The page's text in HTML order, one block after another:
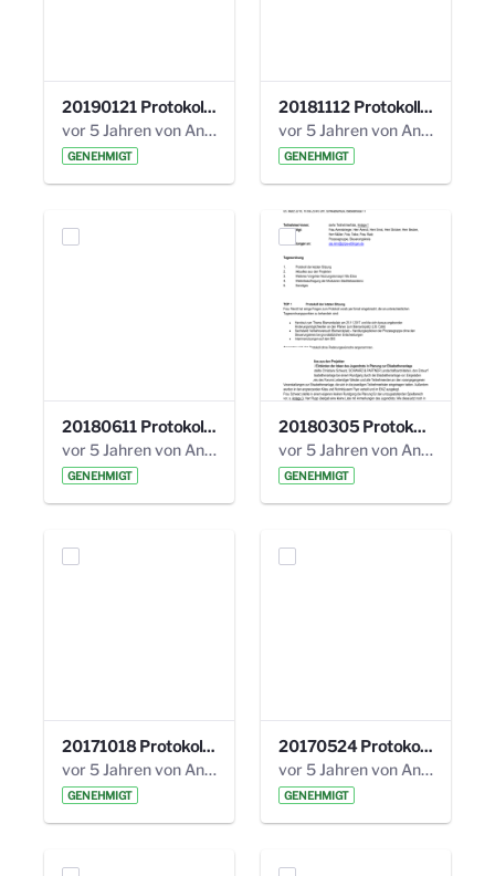
20190121 Protokoll 25. Steuerungskreis.pdf
vor 5 Jahren von Anni Schlumberger
GENEHMIGT
20181112 Protokoll 24. Steuerungskreis.pdf
vor 5 Jahren von Anni Schlumberger
GENEHMIGT
20180611 Protokoll 23. Steuerungskreis.pdf
vor 5 Jahren von Anni Schlumberger
GENEHMIGT
20180305 Protokoll 22. Steuerungskreis.pdf
vor 5 Jahren von Anni Schlumberger
GENEHMIGT
20171018 Protokoll 21. Steuerungskreis.pdf
vor 5 Jahren von Anni Schlumberger
GENEHMIGT
20170524 Protokoll 20. Steuerungskreis.pdf
vor 5 Jahren von Anni Schlumberger
GENEHMIGT